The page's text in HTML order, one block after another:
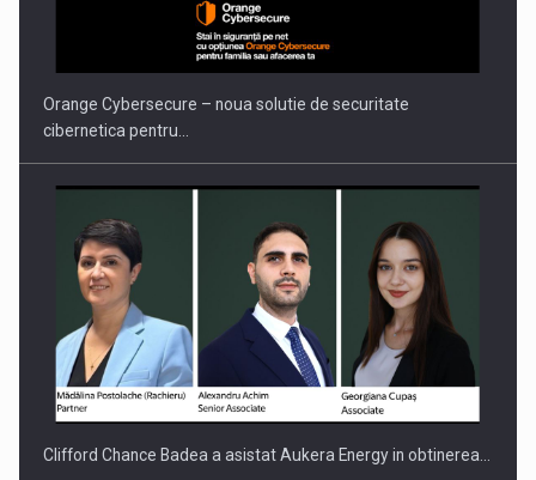
Orange Cybersecure – noua solutie de securitate
cibernetica pentru…
Clifford Chance Badea a asistat Aukera Energy in obtinerea…